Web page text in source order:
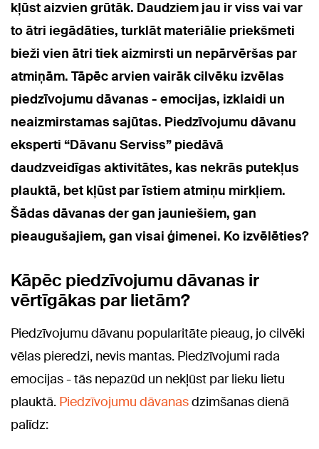
kļūst aizvien grūtāk. Daudziem jau ir viss vai var
to ātri iegādāties, turklāt materiālie priekšmeti
bieži vien ātri tiek aizmirsti un nepārvēršas par
atmiņām. Tāpēc arvien vairāk cilvēku izvēlas
piedzīvojumu dāvanas - emocijas, izklaidi un
neaizmirstamas sajūtas. Piedzīvojumu dāvanu
eksperti “Dāvanu Serviss” piedāvā
daudzveidīgas aktivitātes, kas nekrās putekļus
plauktā, bet kļūst par īstiem atmiņu mirkļiem.
Šādas dāvanas der gan jauniešiem, gan
pieaugušajiem, gan visai ģimenei. Ko izvēlēties?
Kāpēc piedzīvojumu dāvanas ir
vērtīgākas par lietām?
Piedzīvojumu dāvanu popularitāte pieaug, jo cilvēki
vēlas pieredzi, nevis mantas. Piedzīvojumi rada
emocijas - tās nepazūd un nekļūst par lieku lietu
plauktā. Piedzīvojumu dāvanasdzimšanas dienā
palīdz: